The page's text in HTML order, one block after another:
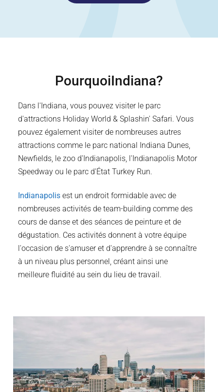
PourquoiIndiana?
Dans l'Indiana, vous pouvez visiter le parc
d'attractions Holiday World & Splashin' Safari. Vous
pouvez également visiter de nombreuses autres
attractions comme le parc national Indiana Dunes,
Newfields, le zoo d'Indianapolis, l'Indianapolis Motor
Speedway ou le parc d'État Turkey Run.
Indianapolis est un endroit formidable avec de
nombreuses activités de team-building comme des
cours de danse et des séances de peinture et de
dégustation. Ces activités donnent à votre équipe
l'occasion de s'amuser et d'apprendre à se connaître
à un niveau plus personnel, créant ainsi une
meilleure fluidité au sein du lieu de travail.